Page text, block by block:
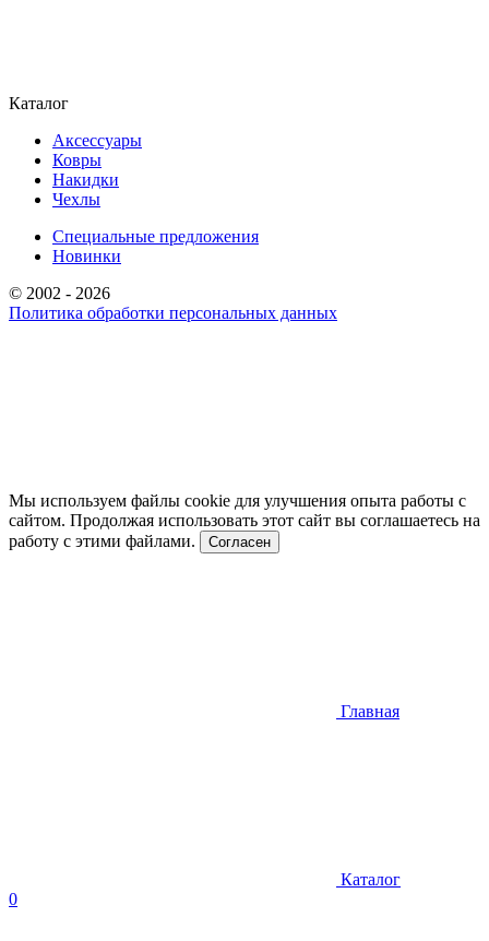
Каталог
Аксессуары
Ковры
Накидки
Чехлы
Специальные предложения
Новинки
© 2002 - 2026
Политика обработки персональных данных
Мы используем файлы cookie для улучшения опыта работы с
сайтом. Продолжая использовать этот сайт вы соглашаетесь на
работу с этими файлами.
Согласен
Главная
Каталог
0